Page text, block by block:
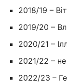
2018/19 –
2019/20 –
2020/21 –
2021/22 –
2022/23 –